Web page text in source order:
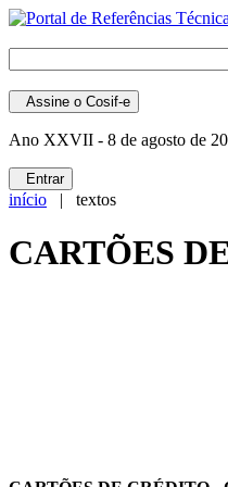
Assine o Cosif-e
Ano XXVII - 8 de agosto de
Entrar
início | textos
CARTÕES